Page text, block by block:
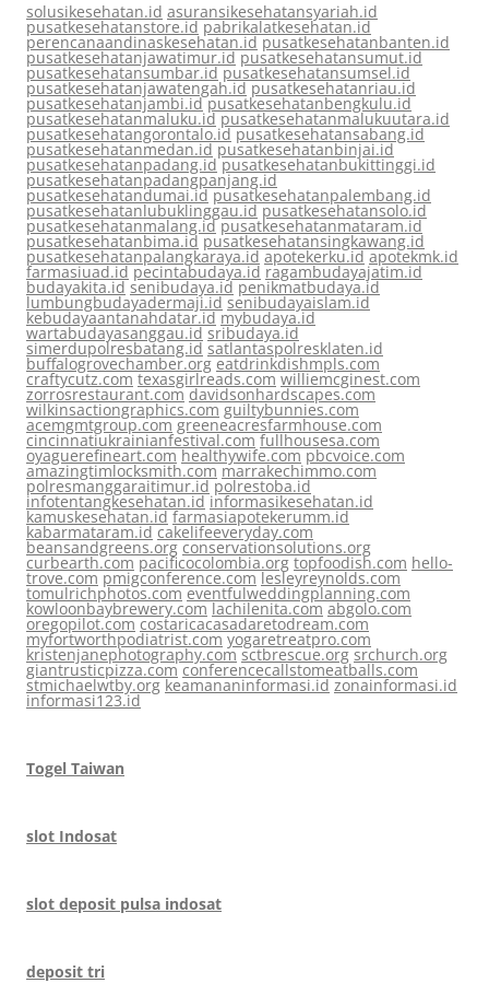
solusikesehatan.id asuransikesehatansyariah.id
pusatkesehatanstore.id pabrikalatkesehatan.id
perencanaandinaskesehatan.id pusatkesehatanbanten.id
pusatkesehatanjawatimur.id pusatkesehatansumut.id
pusatkesehatansumbar.id pusatkesehatansumsel.id
pusatkesehatanjawatengah.id pusatkesehatanriau.id
pusatkesehatanjambi.id pusatkesehatanbengkulu.id
pusatkesehatanmaluku.id pusatkesehatanmalukuutara.id
pusatkesehatangorontalo.id pusatkesehatansabang.id
pusatkesehatanmedan.id pusatkesehatanbinjai.id
pusatkesehatanpadang.id pusatkesehatanbukittinggi.id
pusatkesehatanpadangpanjang.id
pusatkesehatandumai.id pusatkesehatanpalembang.id
pusatkesehatanlubuklinggau.id pusatkesehatansolo.id
pusatkesehatanmalang.id pusatkesehatanmataram.id
pusatkesehatanbima.id pusatkesehatansingkawang.id
pusatkesehatanpalangkaraya.id apotekerku.id apotekmk.id
farmasiuad.id pecintabudaya.id ragambudayajatim.id
budayakita.id senibudaya.id penikmatbudaya.id
lumbungbudayadermaji.id senibudayaislam.id
kebudayaantanahdatar.id mybudaya.id
wartabudayasanggau.id sribudaya.id
simerdupolresbatang.id satlantaspolresklaten.id
buffalogrovechamber.org eatdrinkdishmpls.com
craftycutz.com texasgirlreads.com williemcginest.com
zorrosrestaurant.com davidsonhardscapes.com
wilkinsactiongraphics.com guiltybunnies.com
acemgmtgroup.com greeneacresfarmhouse.com
cincinnatiukrainianfestival.com fullhousesa.com
oyaguerefineart.com healthywife.com pbcvoice.com
amazingtimlocksmith.com marrakechimmo.com
polresmanggaraitimur.id polrestoba.id
infotentangkesehatan.id informasikesehatan.id
kamuskesehatan.id farmasiapotekerumm.id
kabarmataram.id cakelifeeveryday.com
beansandgreens.org conservationsolutions.org
curbearth.com pacificocolombia.org topfoodish.com hello-
trove.com pmigconference.com lesleyreynolds.com
tomulrichphotos.com eventfulweddingplanning.com
kowloonbaybrewery.com lachilenita.com abgolo.com
oregopilot.com costaricacasadaretodream.com
myfortworthpodiatrist.com yogaretreatpro.com
kristenjanephotography.com sctbrescue.org srchurch.org
giantrusticpizza.com conferencecallstomeatballs.com
stmichaelwtby.org keamananinformasi.id zonainformasi.id
informasi123.id
Togel Taiwan
slot Indosat
slot deposit pulsa indosat
deposit tri